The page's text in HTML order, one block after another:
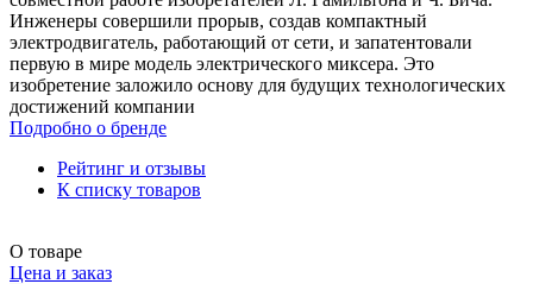
Инженеры совершили прорыв, создав компактный
электродвигатель, работающий от сети, и запатентовали
первую в мире модель электрического миксера. Это
изобретение заложило основу для будущих технологических
достижений компании
Подробно о бренде
Рейтинг и отзывы
К списку товаров
О товаре
Цена и заказ